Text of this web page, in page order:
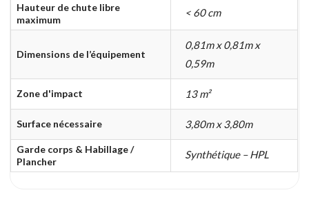
Hauteur de chute libre
maximum
< 60 cm
Dimensions de l’équipement
0,81m x 0,81m x
0,59m
Zone d'impact 13 m²
Surface nécessaire 3,80m x 3,80m
Garde corps & Habillage /
Plancher
Synthétique – HPL